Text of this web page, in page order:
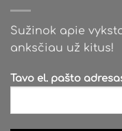
Sužinok apie
anksčiau už kitus!
Tavo el. pašto